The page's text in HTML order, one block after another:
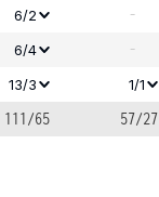
6/2 -
6/4 -
13/3 1/1
111/65 57/27